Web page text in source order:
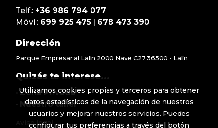
Telf.: +36 986 794 077
Móvil: 699 925 475 | 678 473 390
Dirección
Parque Empresarial Lalín 2000 Nave C27 36500 - Lalín
Quizás te interese...
•Zona Privada
• Nuestro taller
Aviso legal
Utilizamos cookies propias y terceros para obtener
datos estadísticos de la navegación de nuestros
usuarios y mejorar nuestros servicios. Puedes
configurar tus preferencias a través del botón